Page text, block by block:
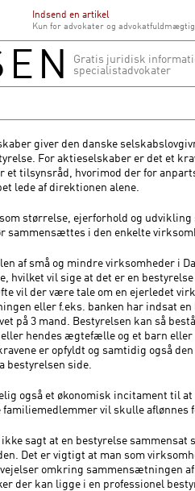
Indsend en artikel
Kun for advokater og
Gratis juridisk
specialistadvokater
giver den danske
For aktieselskaber er det et
et tilsynsråd, hvorimod der for
lede af direktionen alene.
størrelse, ejerforhold og
sammensættes i den enkelte
af små og mindre virksomheder i
hvilket vil sige at det er en
vil der være tale om en ejerledet
eller f.eks. banken har indsat
på 3 mand. Bestyrelsen kan så
hendes ægtefælle og et barn
er opfyldt og samtidig også
bestyrelsen side.
også et økonomisk incitament til
vil skulle aflønnes
sagt at en bestyrelse sammensat
Det er vigtigt at man som
omkring sammensætningen
der kan ligge i en professionel